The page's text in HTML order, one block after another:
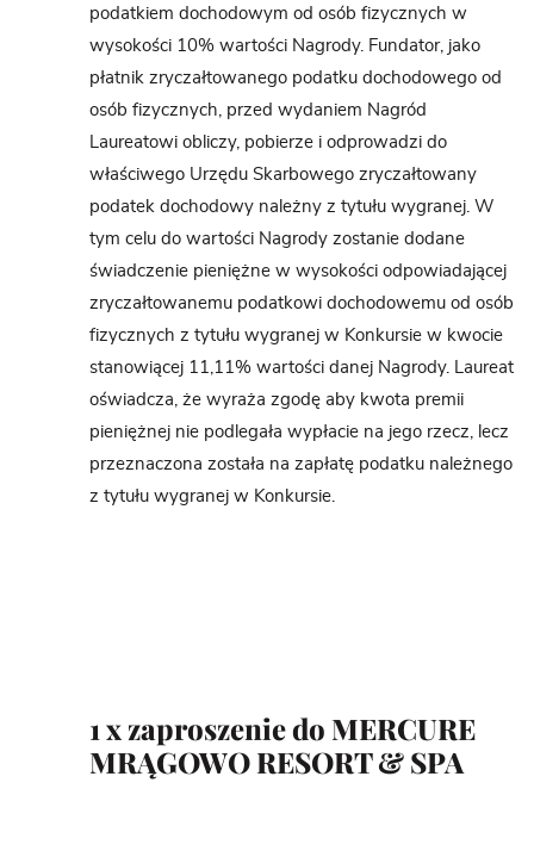
podatkiem dochodowym od osób fizycznych w
wysokości 10% wartości Nagrody. Fundator, jako
płatnik zryczałtowanego podatku dochodowego od
osób fizycznych, przed wydaniem Nagród
Laureatowi obliczy, pobierze i odprowadzi do
właściwego Urzędu Skarbowego zryczałtowany
podatek dochodowy należny z tytułu wygranej. W
tym celu do wartości Nagrody zostanie dodane
świadczenie pieniężne w wysokości odpowiadającej
zryczałtowanemu podatkowi dochodowemu od osób
fizycznych z tytułu wygranej w Konkursie w kwocie
stanowiącej 11,11% wartości danej Nagrody. Laureat
oświadcza, że wyraża zgodę aby kwota premii
pieniężnej nie podlegała wypłacie na jego rzecz, lecz
przeznaczona została na zapłatę podatku należnego
z tytułu wygranej w Konkursie.
1 x zaproszenie do MERCURE
MRĄGOWO RESORT & SPA